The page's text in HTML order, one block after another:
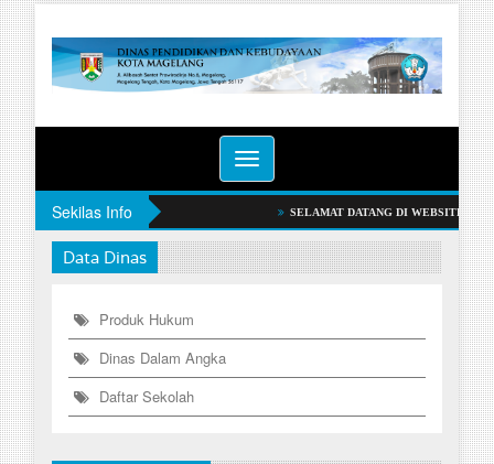
Toggle
navigation
Sekilas Info
SELAMAT DATANG DI WEBSITE DINAS
Data Dinas
Produk Hukum
Dinas Dalam Angka
Daftar Sekolah